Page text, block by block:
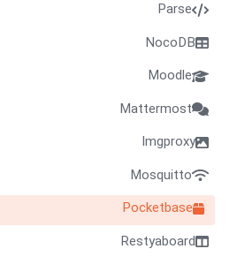
Parse
NocoDB
Moodle
Mattermost
Imgproxy
Mosquitto
Pocketbase
Restyaboard